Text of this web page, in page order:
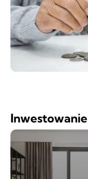
Inwestowanie